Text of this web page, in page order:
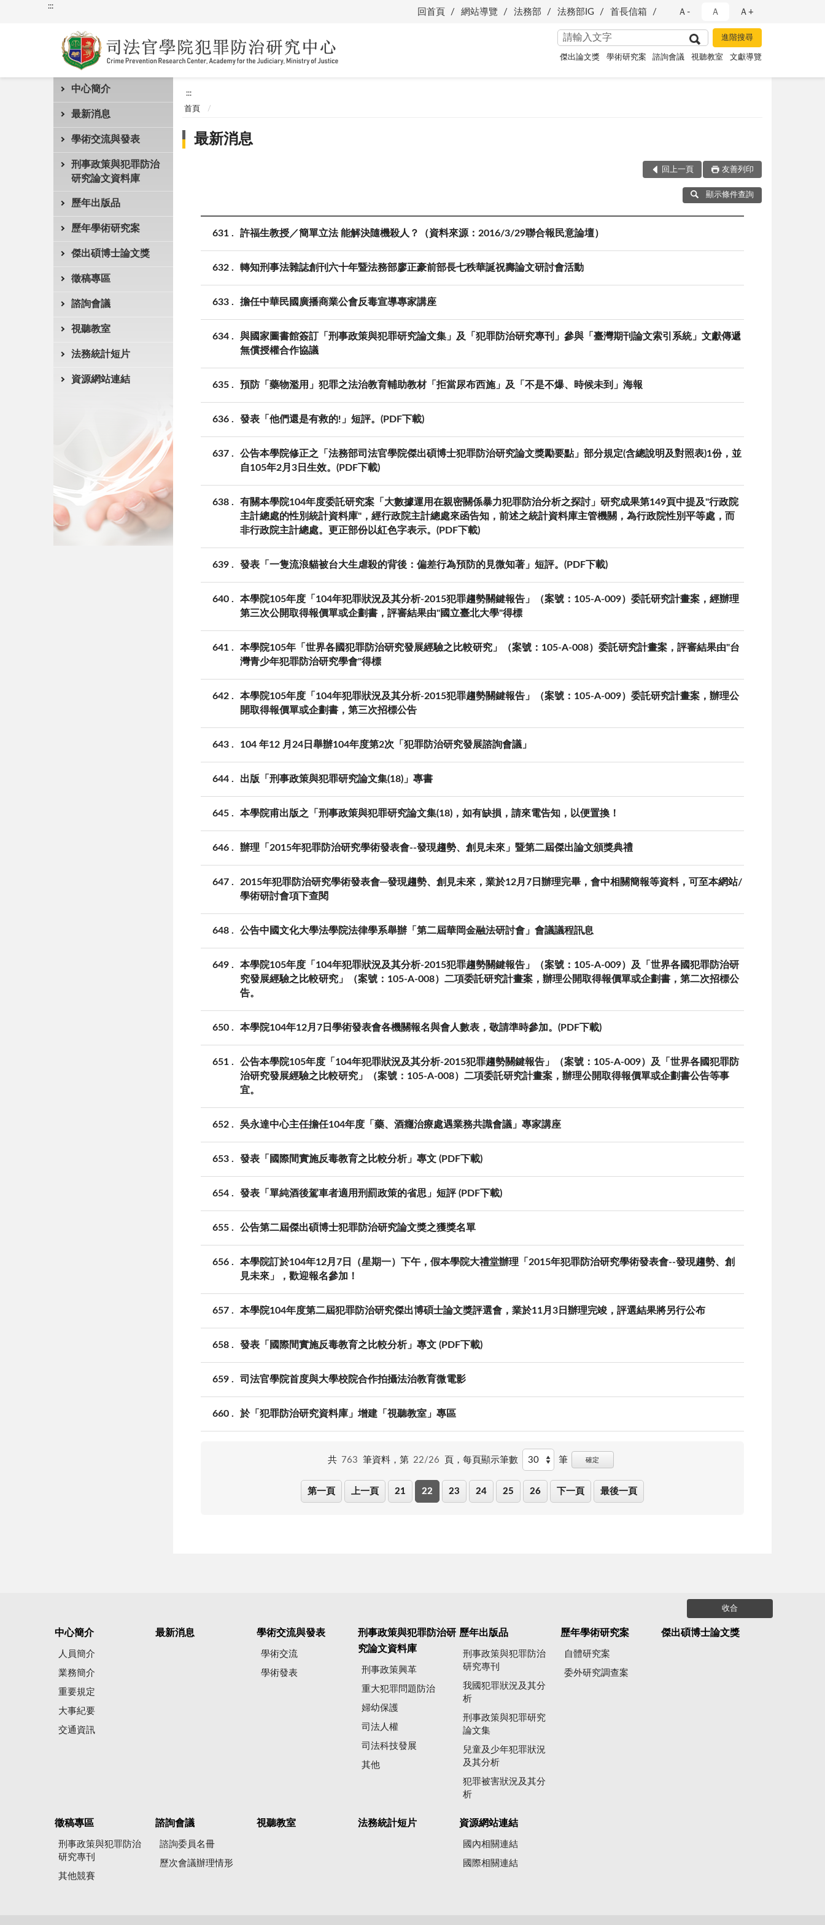
:::
回首頁 網站導覽 法務部 法務部IG 首長信箱 Ａ- Ａ Ａ+
傑出論文獎 學術研究案 諮詢會議 視聽教室 文獻導覽
中心簡介
最新消息
學術交流與發表
刑事政策與犯罪防治
研究論文資料庫
歷年出版品
歷年學術研究案
傑出碩博士論文獎
徵稿專區
諮詢會議
視聽教室
法務統計短片
資源網站連結
:::
首頁
最新消息
回上一頁 友善列印
顯示條件查詢
631 許福生教授／簡單立法 能解決隨機殺人？（資料來源：2016/3/29聯合報民意論壇）
632 轉知刑事法雜誌創刊六十年暨法務部廖正豪前部長七秩華誕祝壽論文研討會活動
633 擔任中華民國廣播商業公會反毒宣導專家講座
634
與國家圖書館簽訂「刑事政策與犯罪研究論文集」及「犯罪防治研究專刊」參與「臺灣期刊論文索引系統」文獻傳遞
無償授權合作協議
635 預防「藥物濫用」犯罪之法治教育輔助教材「拒當尿布西施」及「不是不爆、時候未到」海報
636 發表「他們還是有救的!」短評。(PDF下載)
637
公告本學院修正之「法務部司法官學院傑出碩博士犯罪防治研究論文獎勵要點」部分規定(含總說明及對照表)1份，並
自105年2月3日生效。(PDF下載)
638
有關本學院104年度委託研究案「大數據運用在親密關係暴力犯罪防治分析之探討」研究成果第149頁中提及"行政院
主計總處的性別統計資料庫"，經行政院主計總處來函告知，前述之統計資料庫主管機關，為行政院性別平等處，而
非行政院主計總處。更正部份以紅色字表示。(PDF下載)
639 發表「一隻流浪貓被台大生虐殺的背後：偏差行為預防的見微知著」短評。(PDF下載)
640
本學院105年度「104年犯罪狀況及其分析-2015犯罪趨勢關鍵報告」（案號：105-A-009）委託研究計畫案，經辦理
第三次公開取得報價單或企劃書，評審結果由"國立臺北大學"得標
641
本學院105年「世界各國犯罪防治研究發展經驗之比較研究」（案號：105-A-008）委託研究計畫案，評審結果由"台
灣青少年犯罪防治研究學會"得標
642
本學院105年度「104年犯罪狀況及其分析-2015犯罪趨勢關鍵報告」（案號：105-A-009）委託研究計畫案，辦理公
開取得報價單或企劃書，第三次招標公告
643 104 年12 月24日舉辦104年度第2次「犯罪防治研究發展諮詢會議」
644 出版「刑事政策與犯罪研究論文集(18)」專書
645 本學院甫出版之「刑事政策與犯罪研究論文集(18)，如有缺損，請來電告知，以便置換！
646 辦理「2015年犯罪防治研究學術發表會--發現趨勢、創見未來」暨第二屆傑出論文頒獎典禮
647
2015年犯罪防治研究學術發表會─發現趨勢、創見未來，業於12月7日辦理完畢，會中相關簡報等資料，可至本網站/
學術研討會項下查閱
648 公告中國文化大學法學院法律學系舉辦「第二屆華岡金融法研討會」會議議程訊息
649
本學院105年度「104年犯罪狀況及其分析-2015犯罪趨勢關鍵報告」（案號：105-A-009）及「世界各國犯罪防治研
究發展經驗之比較研究」（案號：105-A-008）二項委託研究計畫案，辦理公開取得報價單或企劃書，第二次招標公
告。
650 本學院104年12月7日學術發表會各機關報名與會人數表，敬請準時參加。(PDF下載)
651
公告本學院105年度「104年犯罪狀況及其分析-2015犯罪趨勢關鍵報告」（案號：105-A-009）及「世界各國犯罪防
治研究發展經驗之比較研究」（案號：105-A-008）二項委託研究計畫案，辦理公開取得報價單或企劃書公告等事
宜。
652 吳永達中心主任擔任104年度「藥、酒癮治療處遇業務共識會議」專家講座
653 發表「國際間實施反毒教育之比較分析」專文 (PDF下載)
654 發表「單純酒後駕車者適用刑罰政策的省思」短評 (PDF下載)
655 公告第二屆傑出碩博士犯罪防治研究論文獎之獲獎名單
656
本學院訂於104年12月7日（星期一）下午，假本學院大禮堂辦理「2015年犯罪防治研究學術發表會--發現趨勢、創
見未來」，歡迎報名參加！
657 本學院104年度第二屆犯罪防治研究傑出博碩士論文獎評選會，業於11月3日辦理完竣，評選結果將另行公布
658 發表「國際間實施反毒教育之比較分析」專文 (PDF下載)
659 司法官學院首度與大學校院合作拍攝法治教育微電影
660 於「犯罪防治研究資料庫」增建「視聽教室」專區
共 763 筆資料，第 22/26 頁， 每頁顯示筆數 筆 確定
第一頁 上一頁 21 22 23 24 25 26 下一頁 最後一頁
收合
中心簡介
人員簡介
業務簡介
重要規定
大事紀要
交通資訊
最新消息 學術交流與發表
學術交流
學術發表
刑事政策與犯罪防治研
究論文資料庫
刑事政策興革
重大犯罪問題防治
婦幼保護
司法人權
司法科技發展
其他
歷年出版品
刑事政策與犯罪防治
研究專刊
我國犯罪狀況及其分
析
刑事政策與犯罪研究
論文集
兒童及少年犯罪狀況
及其分析
犯罪被害狀況及其分
析
歷年學術研究案
自體研究案
委外研究調查案
傑出碩博士論文獎
徵稿專區
刑事政策與犯罪防治
研究專刊
其他競賽
諮詢會議
諮詢委員名冊
歷次會議辦理情形
視聽教室 法務統計短片 資源網站連結
國內相關連結
國際相關連結